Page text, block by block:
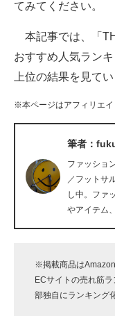
企業ITのトレンドを
ITエンジニア向け専
企業向けIT製品の総
IT製品の技術・比較
モノづくり技術者専
エレクトロニクス専
てみてください。
本記事では、「
おすすめ人気ラン
上位の結果を見て
※本ページはアフィリエ
筆者：
ファッショ
／フットサ
し中。ファ
やアイテム
※掲載商品は
ECサイトの売れ筋
部独自にランキング